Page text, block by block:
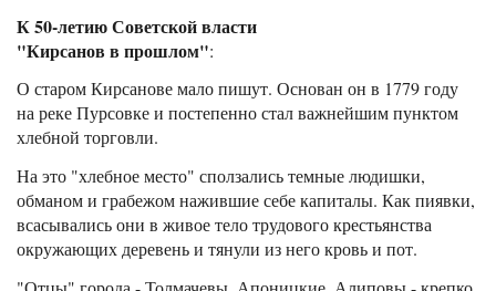
К 50-летию Советской власти
"Кирсанов в прошлом":
О старом Кирсанове мало пишут. Основан он в 1779 году
на реке Пурсовке и постепенно стал важнейшим пунктом
хлебной торговли.
На это "хлебное место" сползались темные людишки,
обманом и грабежом нажившие себе капиталы. Как пиявки,
всасывались они в живое тело трудового крестьянства
окружающих деревень и тянули из него кровь и пот.